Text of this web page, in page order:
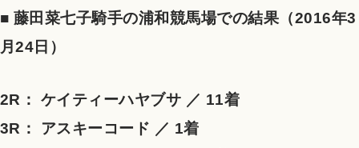
■ 藤田菜七子騎手の浦和競馬場での結果（2016年3
月24日）
2R： ケイティーハヤブサ ／ 11着
3R： アスキーコード ／ 1着